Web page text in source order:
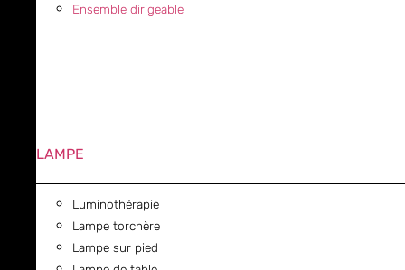
Ensemble dirigeable
LAMPE
Luminothérapie
Lampe torchère
Lampe sur pied